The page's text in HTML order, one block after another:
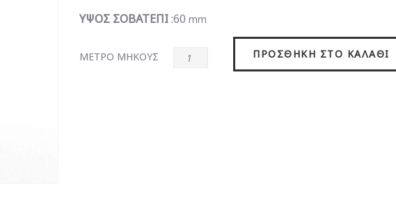
ΥΨΟΣ ΣΟΒΑΤΕΠΙ:60 mm
ΜΕΤΡΟ ΜΗΚΟΥΣ ΠΡΟΣΘΉΚΗ ΣΤΟ ΚΑΛΆΘΙ